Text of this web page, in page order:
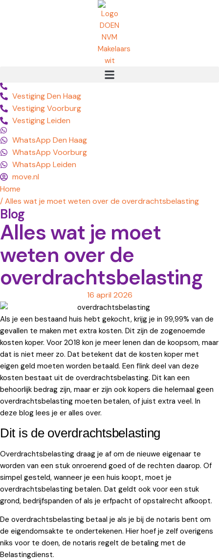
Vestiging Den Haag
Vestiging Voorburg
Vestiging Leiden
WhatsApp Den Haag
WhatsApp Voorburg
WhatsApp Leiden
move.nl
Home
/ Alles wat je moet weten over de overdrachtsbelasting
Blog
Alles wat je moet
weten over de
overdrachtsbelasting
16 april 2026
Als je een bestaand huis hebt gekocht, krijg je in 99,99% van de
gevallen te maken met extra kosten. Dit zijn de zogenoemde
kosten koper. Voor 2018 kon je meer lenen dan de koopsom, maar
dat is niet meer zo. Dat betekent dat de kosten koper met
eigen geld moeten worden betaald. Een flink deel van deze
kosten bestaat uit de overdrachtsbelasting. Dit kan een
behoorlijk bedrag zijn, maar er zijn ook kopers die helemaal geen
overdrachtsbelasting moeten betalen, of juist extra veel. In
deze blog lees je er alles over.
Dit is de overdrachtsbelasting
Overdrachtsbelasting draag je af om de nieuwe eigenaar te
worden van een stuk onroerend goed of de rechten daarop. Of
simpel gesteld, wanneer je een huis koopt, moet je
overdrachtsbelasting betalen. Dat geldt ook voor een stuk
grond, bedrijfspanden of als je erfpacht of opstalrecht afkoopt.
De overdrachtsbelasting betaal je als je bij de notaris bent om
de eigendomsakte te ondertekenen. Hier hoef je zelf overigens
niks voor te doen, de notaris regelt de betaling met de
Belastingdienst.